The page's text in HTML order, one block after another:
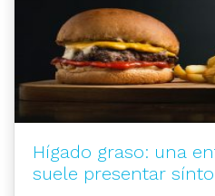
Hígado graso: una
suele presentar